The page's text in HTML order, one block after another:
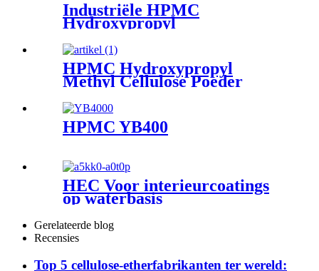
Industriële HPMC
Hydroxypropyl
Methylcellulose HPMC Wall
Putty
HPMC Hydroxypropyl
Methyl Cellulose Poeder
Fabrieksprijs
HPMC YB400
HEC Voor interieurcoatings
op waterbasis
Gerelateerde blog
Recensies
Top 5 cellulose-etherfabrikanten ter wereld: